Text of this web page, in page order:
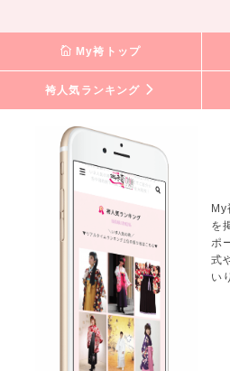
My袴トップ
袴人気ランキング
を
ポ
式
い